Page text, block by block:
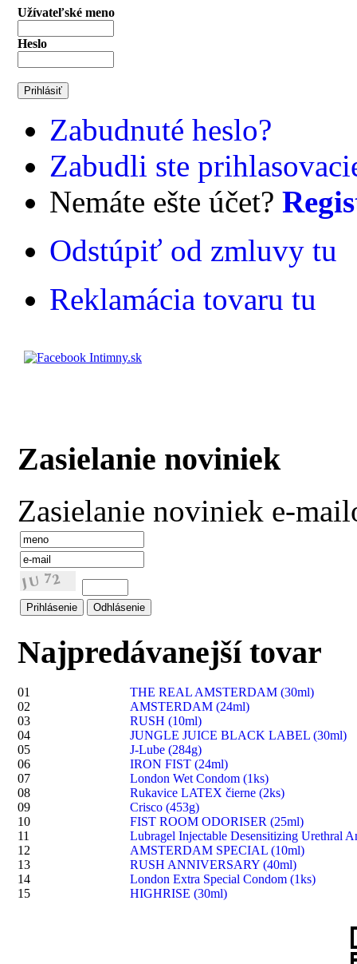
Užívateľské meno
Heslo
Zabudnuté heslo?
Zabudli ste
Nemáte ešte účet?
Odstúpiť od zmluvy tu
Reklamácia tovaru tu
Zasielanie noviniek
Zasielanie noviniek e-
Najpredávanejší tovar
01
THE REAL AMSTERDAM (30ml)
02
AMSTERDAM (24ml)
03
RUSH (10ml)
04
JUNGLE JUICE BLACK LABEL (30ml)
05
J-Lube (284g)
06
IRON FIST (24ml)
07
London Wet Condom (1ks)
08
Rukavice LATEX čierne (2ks)
09
Crisco (453g)
10
FIST ROOM ODORISER (25ml)
11
Lubragel Injectable Desensitizing Urethral
12
AMSTERDAM SPECIAL (10ml)
13
RUSH ANNIVERSARY (40ml)
14
London Extra Special Condom (1ks)
15
HIGHRISE (30ml)